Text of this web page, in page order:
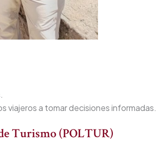
viajeros a tomar decisiones informadas.
Turismo (POLTUR)